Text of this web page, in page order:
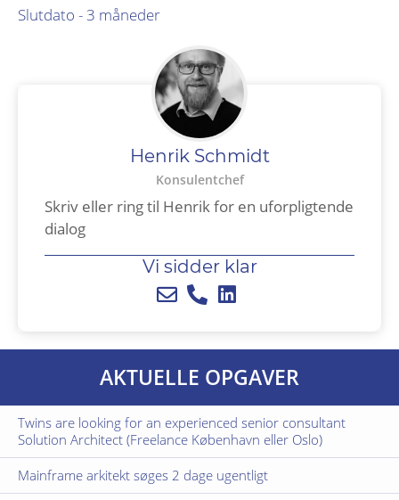
Slutdato - 3 måneder
Henrik Schmidt
Konsulentchef
Skriv eller ring til Henrik for en uforpligtende
dialog
Vi sidder klar
AKTUELLE OPGAVER
Twins are looking for an experienced senior consultant
Solution Architect (Freelance København eller Oslo)
Mainframe arkitekt søges 2 dage ugentligt